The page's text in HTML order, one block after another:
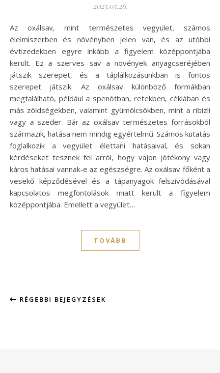
2025.05.26.
Az oxálsav, mint természetes vegyület, számos
élelmiszerben és növényben jelen van, és az utóbbi
évtizedekben egyre inkább a figyelem középpontjába
került. Ez a szerves sav a növények anyagcseréjében
játszik szerepet, és a táplálkozásunkban is fontos
szerepet játszik. Az oxálsav különböző formákban
megtalálható, például a spenótban, retekben, céklában és
más zöldségekben, valamint gyümölcsökben, mint a ribizli
vagy a szeder. Bár az oxálsav természetes forrásokból
származik, hatása nem mindig egyértelmű. Számos kutatás
foglalkozik a vegyület élettani hatásaival, és sokan
kérdéseket tesznek fel arról, hogy vajon jótékony vagy
káros hatásai vannak-e az egészségre. Az oxálsav főként a
vesekő képződésével és a tápanyagok felszívódásával
kapcsolatos megfontolások miatt került a figyelem
középpontjába. Emellett a vegyület…
TOVÁBB
RÉGEBBI BEJEGYZÉSEK